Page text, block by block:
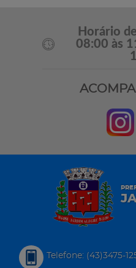
Horário
08:00 às
Telefone: (43)3475-